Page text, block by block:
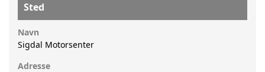
Sted
Navn
Sigdal Motorsenter
Adresse